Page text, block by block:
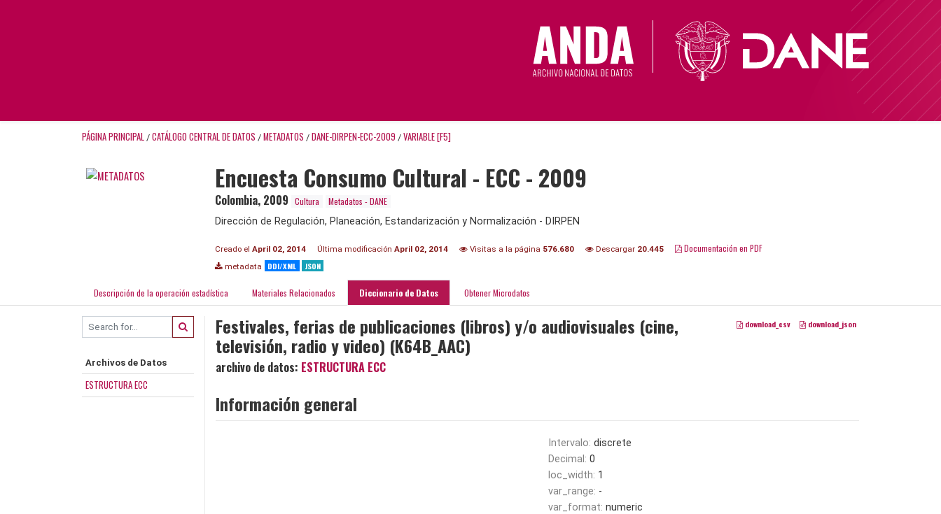
PÁGINA PRINCIPAL / CATÁLOGO CENTRAL DE DATOS / METADATOS / DANE-DIRPEN-ECC-2009 / VARIABLE [F5]
Encuesta Consumo Cultural - ECC - 2009
Colombia, 2009 Cultura
Metadatos - DANE
Dirección de Regulación, Planeación, Estandarización y Normalización - DIRPEN
Creado el April 02, 2014 Última modificación April 02, 2014 Visitas a la página 576.680 Descargar 20.445 Documentación en PDF
metadata DDI/XML JSON
Descripción de la operación estadística Materiales Relacionados Diccionario de Datos Obtener Microdatos
Archivos de Datos
ESTRUCTURA ECC
download_csv download_json
Festivales, ferias de publicaciones (libros) y/o audiovisuales (cine,
televisión, radio y video) (K64B_AAC)
archivo de datos: ESTRUCTURA ECC
Información general
Intervalo: discrete
Decimal: 0
loc_width: 1
var_range: -
var_format: numeric